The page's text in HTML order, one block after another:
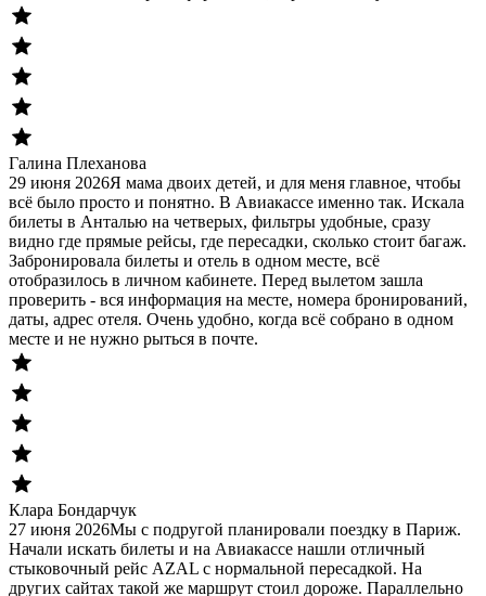
Галина Плеханова
29 июня 2026Я мама двоих детей, и для меня главное, чтобы
всё было просто и понятно. В Авиакассе именно так. Искала
билеты в Анталью на четверых, фильтры удобные, сразу
видно где прямые рейсы, где пересадки, сколько стоит багаж.
Забронировала билеты и отель в одном месте, всё
отобразилось в личном кабинете. Перед вылетом зашла
проверить - вся информация на месте, номера бронирований,
даты, адрес отеля. Очень удобно, когда всё собрано в одном
месте и не нужно рыться в почте.
Клара Бондарчук
27 июня 2026Мы с подругой планировали поездку в Париж.
Начали искать билеты и на Авиакассе нашли отличный
стыковочный рейс AZAL с нормальной пересадкой. На
других сайтах такой же маршрут стоил дороже. Параллельно